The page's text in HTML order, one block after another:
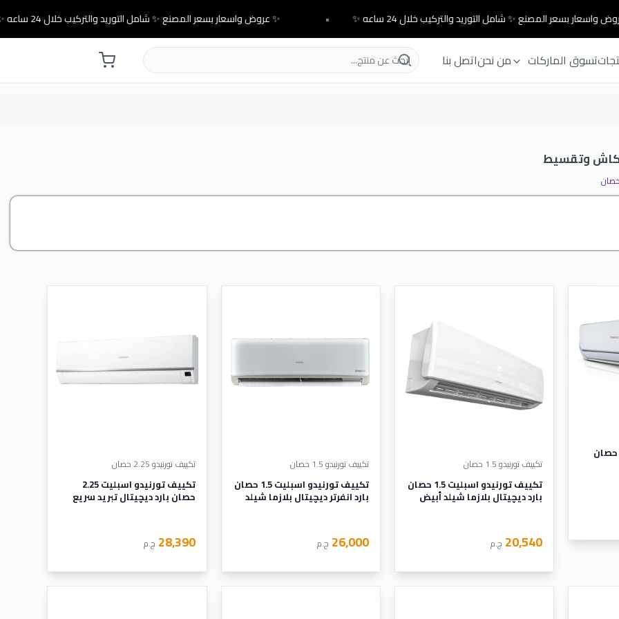
✨ عروض واسعار بسعر المصنع ✨ شامل التوريد والتركيب خلال 24 ساعه ✨ واسعار بسعر المصنع ✨ شامل التوريد والتركيب خلال 24 ساعه ✨ •
تسوق الماركات من نحناتصل بنا
المتطورة نهتم بكل جزء به حتى يكون أفضل ولا تقل كفاءته ويبقى الجهاز الافضل رقم واحد فى الاسواق والاكثر مبيعات مناسب لجميع العملاء .
.
العروض والتخفيضات التى تجعلنا نحصل على جهاز عالى الكفاءة وفى نفس الوقت بسعر منخفض يتناسب مع جميع المستويات .
ما تقدمه لنا شركة تورنيدو لأجهزة التبريد والتدفئة أنها توفر أجهزة بسعر منافس للسوق تتيح للعميل فرصة لشراء الجهاز بأفضل الأسعار .
الجديدة للتكييفات التي تتوافر لكم ويمكنكم أيضا طلب الجهاز وسيتم التواصل معكم والحصول علية بأسهل الطرق التى تحتاجها .
يتم تطويرها بأستمرار كما أنها تتميز بسرعتها العالية فى تبريد المكان تجعلنا لا ننزعج من حر الصيف الشديد .
تستمتع بشراء الجهاز وتشغيلها لفترات طويلة دون أى مشكلة من الممكن التعرض لها .
بالهواء المكيف فى الغرفة بشكل جيد .
سعر تكييف تورنيدو 1.5 حصان
تكييف تورنيدو 1.5 حصان
تكييف تورنيدو اسبليت 1.5 حصان
بارد ديچيتال بلازما شيلد أبيض
20,540 ج.م
تكييف تورنيدو 1.5 حصان
تكييف تورنيدو اسبليت 1.5 حصان
بارد انفرتر ديچيتال بلازما شيلد
26,000 ج.م
تكييف تورنيدو 2.25 حصان
تكييف تورنيدو اسبليت 2.25
حصان بارد ديچيتال تبريد سريع
28,390 ج.م